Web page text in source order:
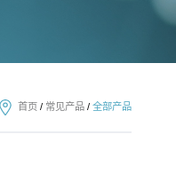
首页 / 常见产品 / 全部产品